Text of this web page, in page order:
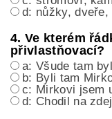
d: nůžky, dveře,
4. Ve kterém
přivlastňovací?
a: Všude tam
b: Byli tam
c: Mirkovi jsem
d: Chodil na